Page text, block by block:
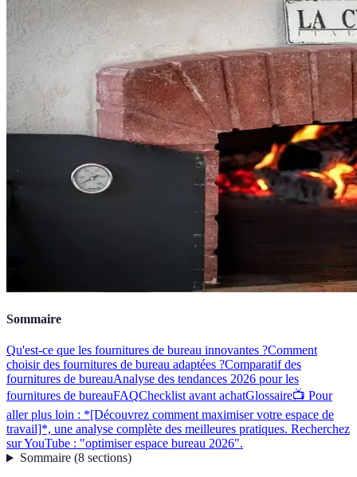
Sommaire
Qu'est-ce que les fournitures de bureau innovantes ?Comment
choisir des fournitures de bureau adaptées ?Comparatif des
fournitures de bureauAnalyse des tendances 2026 pour les
fournitures de bureauFAQChecklist avant achatGlossaire📺 Pour
aller plus loin : *[Découvrez comment maximiser votre espace de
travail]*, une analyse complète des meilleures pratiques. Recherchez
sur YouTube : "optimiser espace bureau 2026".
Sommaire(8 sections)